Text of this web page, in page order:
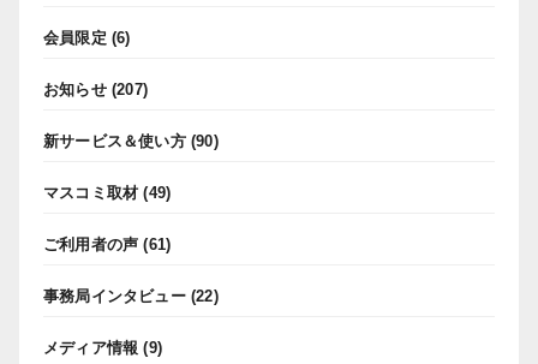
会員限定 (6)
お知らせ(207)
新サービス＆使い方(90)
マスコミ取材 (49)
ご利用者の声 (61)
事務局インタビュー(22)
メディア情報 (9)